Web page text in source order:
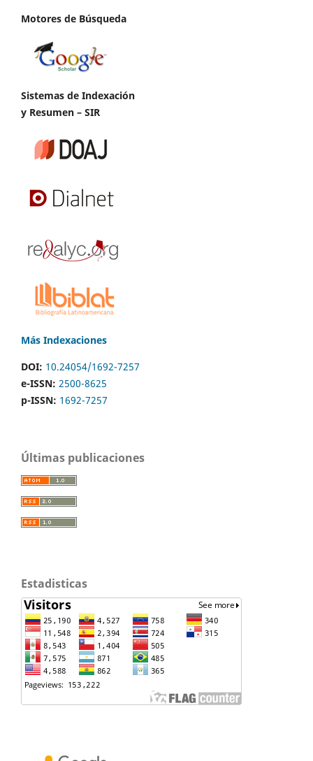
Motores de Búsqueda
Sistemas de Indexación
y Resumen – SIR
Más Indexaciones
DOI: 10.24054/1692-7257
e-ISSN: 2500-8625
p-ISSN: 1692-7257
Últimas publicaciones
Estadisticas